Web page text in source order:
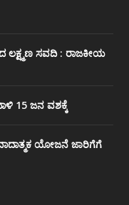
ಲಕ್ಷ್ಮಣ ಸವದಿ : ರಾಜಕೀಯ
15 ಜನ ವಶಕ್ಕೆ
ಯೋಜನೆ ಜಾರಿಗೆಗೆ